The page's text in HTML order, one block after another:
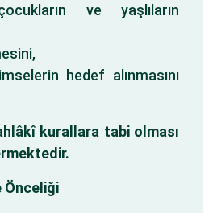
ve yaşlıların
hedef alınmasını
kurallara tabi olması
Önceliği